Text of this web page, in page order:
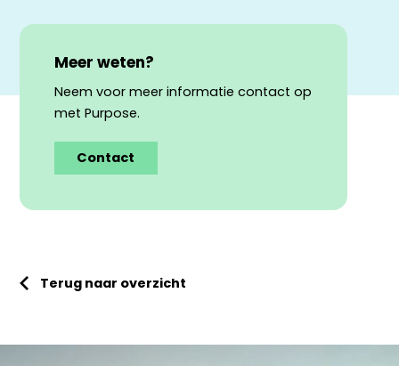
Meer weten?
Neem voor meer informatie contact op
met Purpose.
Contact
Terug naar overzicht